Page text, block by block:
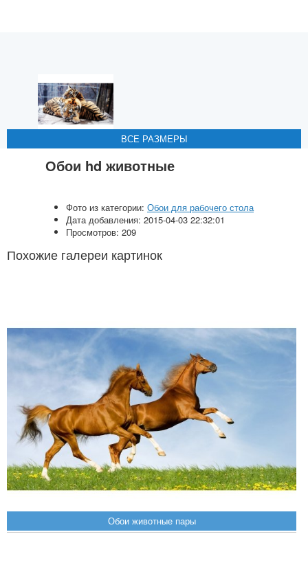
ВСЕ РАЗМЕРЫ
ВСЕ РАЗМЕРЫ
ВСЕ РАЗМЕРЫ
ВСЕ РАЗМЕРЫ
ВСЕ РАЗМЕРЫ
Обои hd животные
Фото из категории: Обои для рабочего стола
Дата добавления: 2015-04-03 22:32:01
Просмотров: 209
Похожие галереи картинок
Обои животные пары